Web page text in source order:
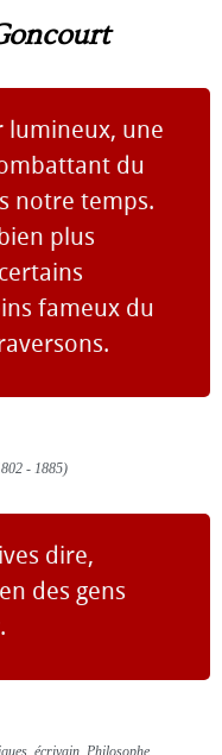
lumineux, une
du
notre temps.
plus
fameux du
- 1885)
dire,
des gens
écrivain, Philosophe